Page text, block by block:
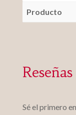
Producto
Reseñas
Sé el primero